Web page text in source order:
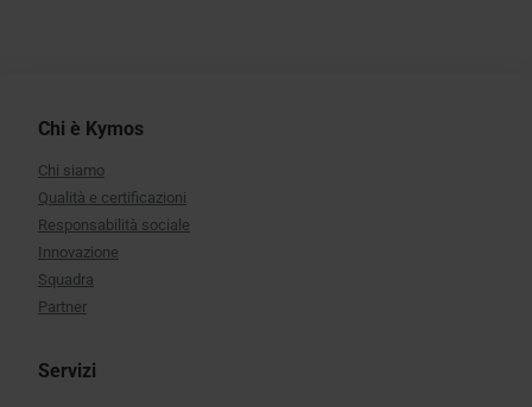
Chi è Kymos
Chi siamo
Qualità e certificazioni
Responsabilità sociale
Innovazione
Squadra
Partner
Servizi